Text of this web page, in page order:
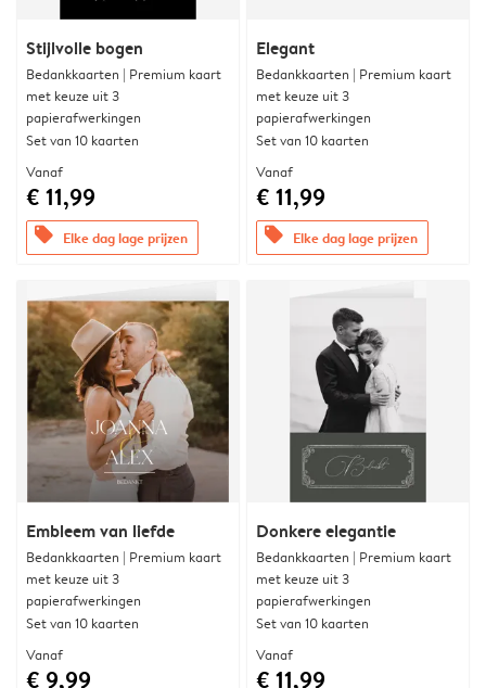
Stijlvolle bogen
Bedankkaarten | Premium kaart
met keuze uit 3
papierafwerkingen
Set van 10 kaarten
Vanaf
€ 11,99
offers Elke dag lage prijzen
Elegant
Bedankkaarten | Premium kaart
met keuze uit 3
papierafwerkingen
Set van 10 kaarten
Vanaf
€ 11,99
offers Elke dag lage prijzen
Embleem van liefde
Bedankkaarten | Premium kaart
met keuze uit 3
papierafwerkingen
Set van 10 kaarten
Vanaf
€ 9,99
Donkere elegantie
Bedankkaarten | Premium kaart
met keuze uit 3
papierafwerkingen
Set van 10 kaarten
Vanaf
€ 11,99